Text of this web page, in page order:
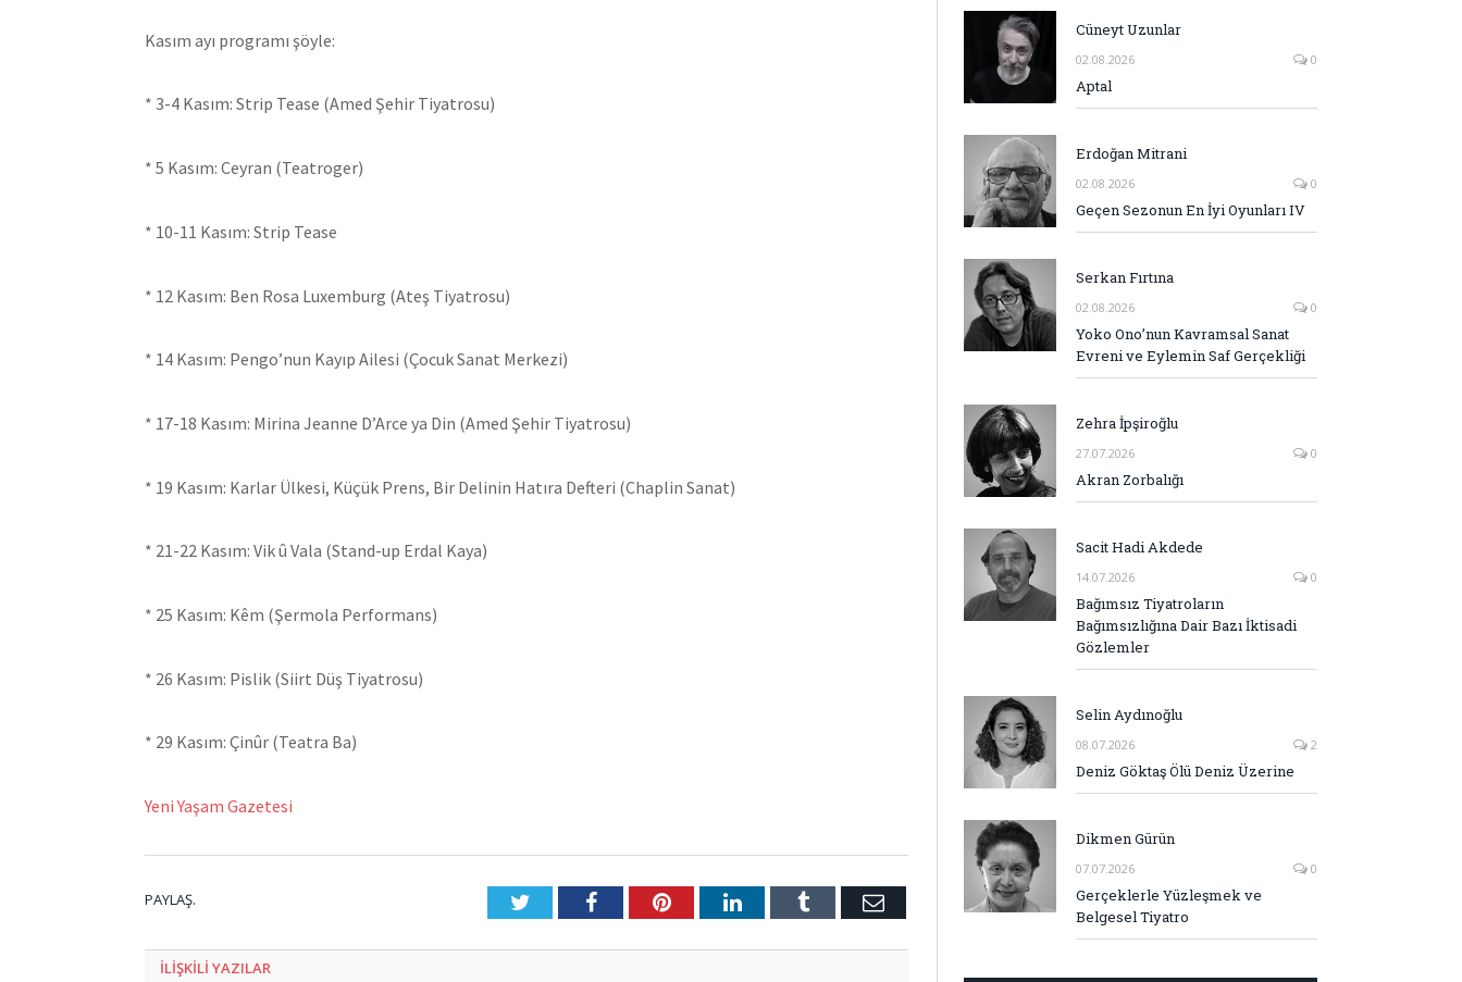
Kasım ayı programı şöyle:
* 3-4 Kasım: Strip Tease (Amed Şehir Tiyatrosu)
* 5 Kasım: Ceyran (Teatroger)
* 10-11 Kasım: Strip Tease
* 12 Kasım: Ben Rosa Luxemburg (Ateş Tiyatrosu)
* 14 Kasım: Pengo’nun Kayıp Ailesi (Çocuk Sanat Merkezi)
* 17-18 Kasım: Mirina Jeanne D’Arce ya Din (Amed Şehir Tiyatrosu)
* 19 Kasım: Karlar Ülkesi, Küçük Prens, Bir Delinin Hatıra Defteri (Chaplin Sanat)
* 21-22 Kasım: Vik û Vala (Stand-up Erdal Kaya)
* 25 Kasım: Kêm (Şermola Performans)
* 26 Kasım: Pislik (Siirt Düş Tiyatrosu)
* 29 Kasım: Çinûr (Teatra Ba)
Yeni Yaşam Gazetesi
PAYLAŞ. TwitterFacebookPinterestLinkedInTumblr E-
ILIŞKILI YAZILAR
Cüneyt Uzunlar
02.08.2026 0
Aptal
Erdoğan Mitrani
02.08.2026 0
Geçen Sezonun En İyi Oyunları IV
Serkan Fırtına
02.08.2026 0
Yoko Ono’nun Kavramsal Sanat
Evreni ve Eylemin Saf Gerçekliği
Zehra İpşiroğlu
27.07.2026 0
Akran Zorbalığı
Sacit Hadi Akdede
14.07.2026 0
Bağımsız Tiyatroların
Bağımsızlığına Dair Bazı İktisadi
Gözlemler
Selin Aydınoğlu
08.07.2026 2
Deniz Göktaş Ölü Deniz Üzerine
Dikmen Gürün
07.07.2026 0
Gerçeklerle Yüzleşmek ve
Belgesel Tiyatro